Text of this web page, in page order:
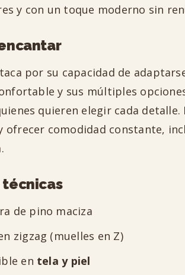
y con un toque moderno sin
por su capacidad de
y sus múltiples
quieren elegir cada detalle.
ofrecer comodidad constante,
de pino maciza
zigzag (muelles en Z)
en tela y piel